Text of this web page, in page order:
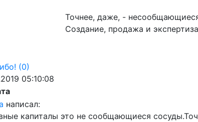
Точнее, даже, -
Создание, продажа и
(0)
05:10:08
написал:
капиталы это не сообщающиеся